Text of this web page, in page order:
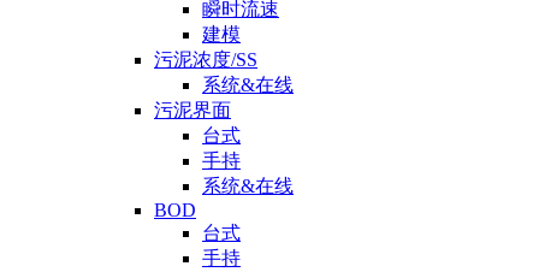
瞬时流速
建模
污泥浓度/SS
系统&在线
污泥界面
台式
手持
系统&在线
BOD
台式
手持